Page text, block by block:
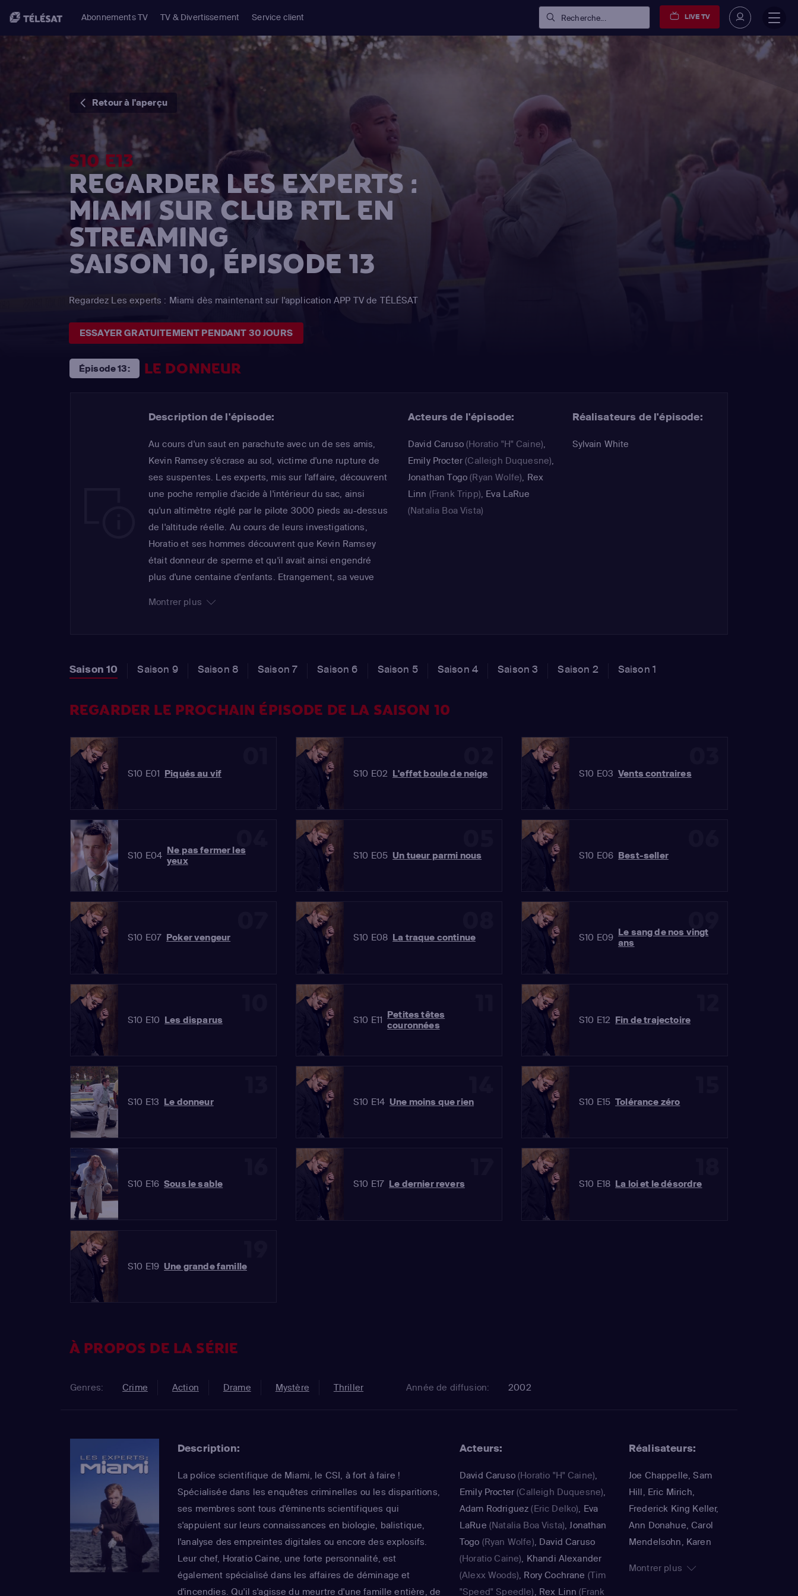
Abonnements TV TV & Divertissement Service client Recherche... LIVE TV
Retour à l'aperçu
S10 E13
REGARDER LES EXPERTS :
MIAMI SUR CLUB RTL EN
STREAMING
SAISON 10, ÉPISODE 13
Regardez Les experts : Miami dès maintenant sur l'application APP TV de TÉLÉSAT
ESSAYER GRATUITEMENT PENDANT 30 JOURS
Épisode 13: LE DONNEUR
Description de l'épisode:
Au cours d'un saut en parachute avec un de ses amis,
Kevin Ramsey s'écrase au sol, victime d'une rupture de
ses suspentes. Les experts, mis sur l'affaire, découvrent
une poche remplie d'acide à l'intérieur du sac, ainsi
qu'un altimètre réglé par le pilote 3000 pieds au-dessus
de l'altitude réelle. Au cours de leurs investigations,
Horatio et ses hommes découvrent que Kevin Ramsey
était donneur de sperme et qu'il avait ainsi engendré
plus d'une centaine d'enfants. Etrangement, sa veuve
Locke, avait récemment vandalisé sa voiture après l'avoir
Montrer plus
Acteurs de l'épisode:
David Caruso(Horatio "H" Caine),
Emily Procter (Calleigh Duquesne),
Jonathan Togo (Ryan Wolfe), Rex
Linn (Frank Tripp), Eva LaRue
(Natalia Boa Vista)
Réalisateurs de l'épisode:
Sylvain White
Saison 10 Saison 9 Saison 8 Saison 7 Saison 6 Saison 5 Saison 4 Saison 3 Saison 2 Saison 1
REGARDER LE PROCHAIN ÉPISODE DE LA SAISON 10
S10 E01 Piqués au vif S10 E02 L'effet boule de neige S10 E03 Vents contraires
S10 E04 Ne pas fermer les
yeux
S10 E05 Un tueur parmi nous S10 E06 Best-seller
S10 E07 Poker vengeur S10 E08 La traque continue
09
S10 E09 Le sang de nos vingt
ans
S10 E10 Les disparus S10 E11 Petites têtes
couronnées
S10 E12 Fin de trajectoire
S10 E13 Le donneur S10 E14 Une moins que rien S10 E15 Tolérance zéro
S10 E16 Sous le sable S10 E17 Le dernier revers S10 E18 La loi et le désordre
S10 E19 Une grande famille
À PROPOS DE LA SÉRIE
Genres: Crime Action Drame Mystère Thriller Année de diffusion: 2002
Description:
La police scientifique de Miami, le CSI, à fort à faire !
Spécialisée dans les enquêtes criminelles ou les disparitions,
ses membres sont tous d'éminents scientifiques qui
s'appuient sur leurs connaissances en biologie, balistique,
l'analyse des empreintes digitales ou encore des explosifs.
Leur chef, Horatio Caine, une forte personnalité, est
également spécialisé dans les affaires de déminage et
d'incendies. Qu'il s'agisse du meurtre d'une famille entière, de
Acteurs:
David Caruso(Horatio "H" Caine),
Emily Procter (Calleigh Duquesne),
Adam Rodriguez (Eric Delko), Eva
LaRue (Natalia Boa Vista),Jonathan
Togo (Ryan Wolfe), David Caruso
(Horatio Caine), Khandi Alexander
(Alexx Woods), Rory Cochrane (Tim
"Speed" Speedle), Rex Linn (Frank
Réalisateurs:
Joe Chappelle, Sam
Hill, Eric Mirich,
Frederick King Keller,
Ann Donahue, Carol
Mendelsohn, Karen
Tim Story, Carey Meyer,
Montrer plus